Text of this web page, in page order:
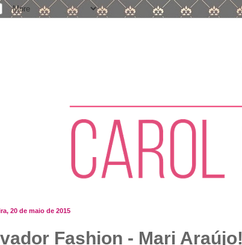
20 de maio de 2015
Fashion - Mari Araújo!